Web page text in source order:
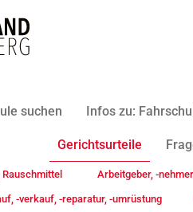
suchen Infos zu:
Gerichtsurteile
Arbeitgeber, -nehmer
-verkauf, -reparatur, -umrüstung